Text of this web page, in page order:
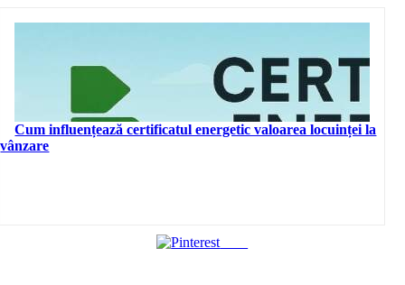
Cum influențează certificatul energetic valoarea locuinței la
vânzare